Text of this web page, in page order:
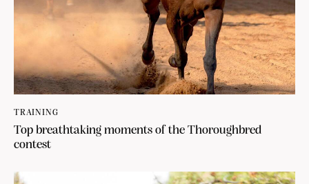
TRAINING
Top breathtaking moments of the Thoroughbred
contest